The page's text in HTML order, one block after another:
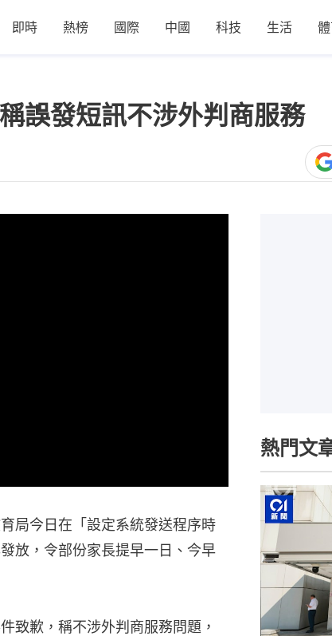
即時 熱榜 國際 中國 科技 生活
誤發短訊不涉外判商服務
局今日在「設定系統發送程序時
放，令部份家長提早一日、今早
致歉，稱不涉外判商服務問題，
熱門文